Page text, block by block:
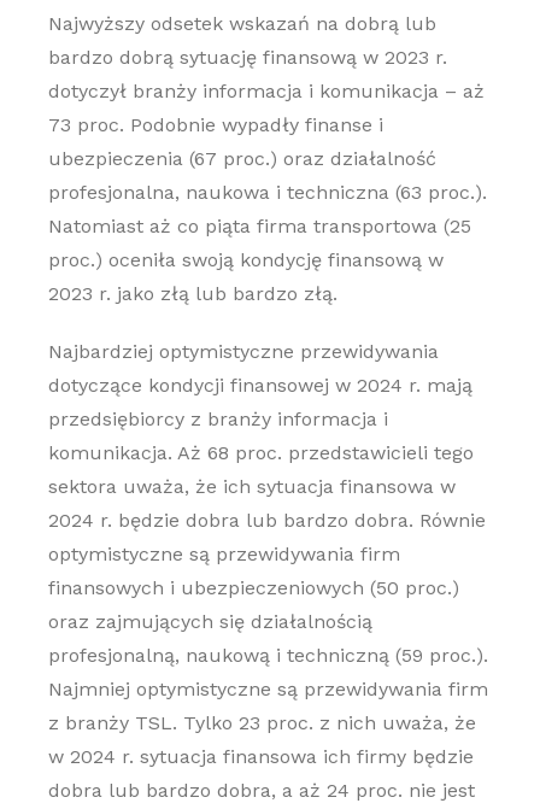
Najwyższy odsetek wskazań na dobrą lub
bardzo dobrą sytuację finansową w 2023 r.
dotyczył branży informacja i komunikacja – aż
73 proc. Podobnie wypadły finanse i
ubezpieczenia (67 proc.) oraz działalność
profesjonalna, naukowa i techniczna (63 proc.).
Natomiast aż co piąta firma transportowa (25
proc.) oceniła swoją kondycję finansową w
2023 r. jako złą lub bardzo złą.
Najbardziej optymistyczne przewidywania
dotyczące kondycji finansowej w 2024 r. mają
przedsiębiorcy z branży informacja i
komunikacja. Aż 68 proc. przedstawicieli tego
sektora uważa, że ich sytuacja finansowa w
2024 r. będzie dobra lub bardzo dobra. Równie
optymistyczne są przewidywania firm
finansowych i ubezpieczeniowych (50 proc.)
oraz zajmujących się działalnością
profesjonalną, naukową i techniczną (59 proc.).
Najmniej optymistyczne są przewidywania firm
z branży TSL. Tylko 23 proc. z nich uważa, że
w 2024 r. sytuacja finansowa ich firmy będzie
dobra lub bardzo dobra, a aż 24 proc. nie jest